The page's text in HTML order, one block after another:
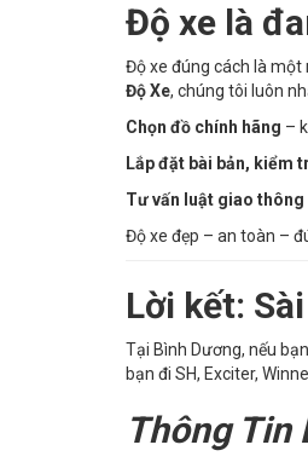
Độ xe là
Độ xe đúng cách là một
Độ Xe, chúng tôi luôn
Chọn đồ chính hãng –
Lắp đặt bài bản, kiểm
Tư vấn luật giao thông
Độ xe đẹp – an toàn –
Lời kết:
Tại Bình Dương, nếu
bạn đi SH, Exciter,
Thông Tin